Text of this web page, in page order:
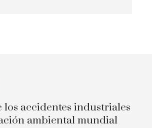
los accidentes industriales
ambiental mundial